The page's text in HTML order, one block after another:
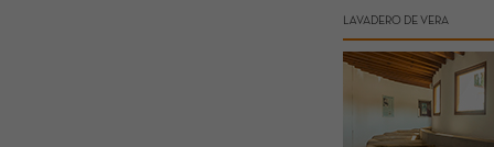
LAVADERO DE VERA